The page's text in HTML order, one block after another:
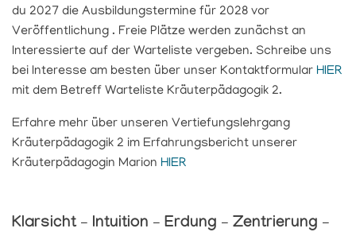
du 2027 die Ausbildungstermine für 2028 vor
Veröffentlichung . Freie Plätze werden zunächst an
Interessierte auf der Warteliste vergeben. Schreibe uns
bei Interesse am besten über unser Kontaktformular HIER
mit dem Betreff Warteliste Kräuterpädagogik 2.
Erfahre mehr über unseren Vertiefungslehrgang
Kräuterpädagogik 2 im Erfahrungsbericht unserer
Kräuterpädagogin Marion HIER
Klarsicht – Intuition – Erdung – Zentrierung –